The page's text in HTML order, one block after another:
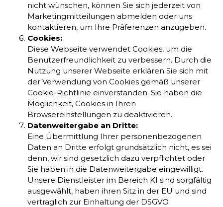
nicht wünschen, können Sie sich jederzeit von
Marketingmitteilungen abmelden oder uns
kontaktieren, um Ihre Präferenzen anzugeben.
Cookies:
Diese Webseite verwendet Cookies, um die
Benutzerfreundlichkeit zu verbessern. Durch die
Nutzung unserer Webseite erklären Sie sich mit
der Verwendung von Cookies gemäß unserer
Cookie-Richtlinie einverstanden. Sie haben die
Möglichkeit, Cookies in Ihren
Browsereinstellungen zu deaktivieren.
Datenweitergabe an Dritte:
Eine Übermittlung Ihrer personenbezogenen
Daten an Dritte erfolgt grundsätzlich nicht, es sei
denn, wir sind gesetzlich dazu verpflichtet oder
Sie haben in die Datenweitergabe eingewilligt.
Unsere Dienstleister im Bereich KI sind sorgfältig
ausgewählt, haben ihren Sitz in der EU und sind
vertraglich zur Einhaltung der DSGVO